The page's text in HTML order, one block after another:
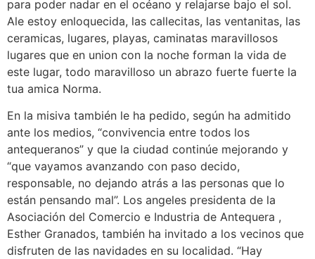
para poder nadar en el océano y relajarse bajo el sol.
Ale estoy enloquecida, las callecitas, las ventanitas, las
ceramicas, lugares, playas, caminatas maravillosos
lugares que en union con la noche forman la vida de
este lugar, todo maravilloso un abrazo fuerte fuerte la
tua amica Norma.
En la misiva también le ha pedido, según ha admitido
ante los medios, “convivencia entre todos los
antequeranos” y que la ciudad continúe mejorando y
“que vayamos avanzando con paso decido,
responsable, no dejando atrás a las personas que lo
están pensando mal”. Los angeles presidenta de la
Asociación del Comercio e Industria de Antequera ,
Esther Granados, también ha invitado a los vecinos que
disfruten de las navidades en su localidad. “Hay